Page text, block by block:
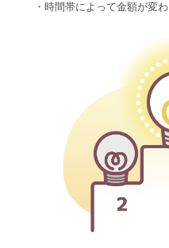
・時間帯によって金額が変